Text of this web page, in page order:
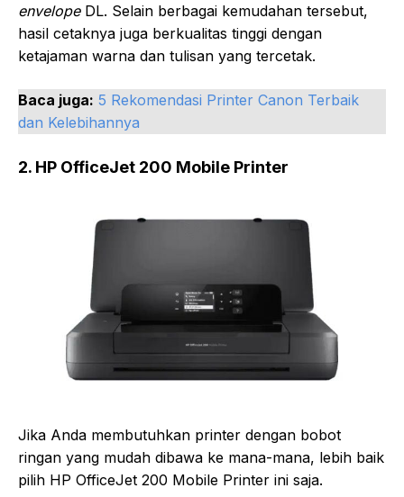
envelope DL. Selain berbagai kemudahan tersebut,
hasil cetaknya juga berkualitas tinggi dengan
ketajaman warna dan tulisan yang tercetak.
Baca juga: 5 Rekomendasi Printer Canon Terbaik
dan Kelebihannya
2. HP OfficeJet 200 Mobile Printer
Jika Anda membutuhkan printer dengan bobot
ringan yang mudah dibawa ke mana-mana, lebih baik
pilih HP OfficeJet 200 Mobile Printer ini saja.